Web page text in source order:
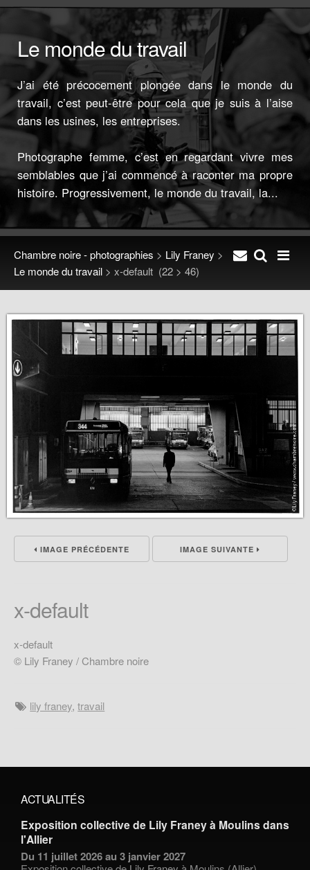
Le monde du travail
J’ai été précocement plongée dans le monde du
travail, c’est peut-être pour cela que je suis à l’aise
dans les usines, les entreprises.
Photographe femme, c’est en regardant vivre mes
semblables que j’ai commencé à raconter ma propre
histoire. Progressivement, le monde du travail, la...
Chambre noire - photographies > Lily Franey >
Le monde du travail > x-default (22 > 46)
IMAGE PRÉCÉDENTE IMAGE SUIVANTE
x-default
x-default
© Lily Franey / Chambre noire
lily franey,travail
ACTUALITÉS
Exposition collective de Lily Franey à Moulins dans
l'Allier
Du 11 juillet 2026 au 3 janvier 2027